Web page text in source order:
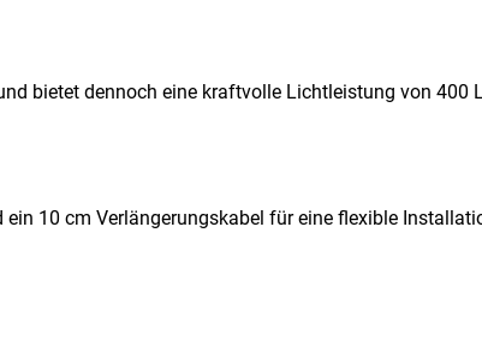
bietet dennoch eine kraftvolle Lichtleistung von 400
10 cm Verlängerungskabel für eine flexible